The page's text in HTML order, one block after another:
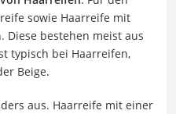
sowie Haarreife mit
Diese bestehen meist aus
typisch bei Haarreifen,
Beige.
aus. Haarreife mit einer